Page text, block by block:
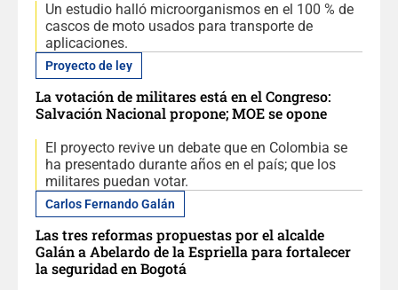
Un estudio halló microorganismos en el 100 % de
cascos de moto usados para transporte de
aplicaciones.
Proyecto de ley
La votación de militares está en el Congreso:
Salvación Nacional propone; MOE se opone
El proyecto revive un debate que en Colombia se
ha presentado durante años en el país; que los
militares puedan votar.
Carlos Fernando Galán
Las tres reformas propuestas por el alcalde
Galán a Abelardo de la Espriella para fortalecer
la seguridad en Bogotá